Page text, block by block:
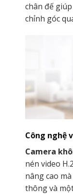
chân đế
chỉnh góc
Công nghệ
Camera
nén video
nâng cao
thông và